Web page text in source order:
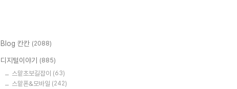
Blog 칸칸 (2088)
디지털이야기 (885)
스맡초보길잡이 (63)
스맡폰&모바일 (242)